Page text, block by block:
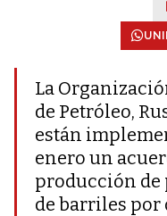
La
de Petróleo,
están
enero un
producción de
de barriles por